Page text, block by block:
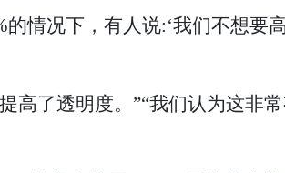
情况下，有人说:‘我们不想要
高了透明度。”“我们认为这非